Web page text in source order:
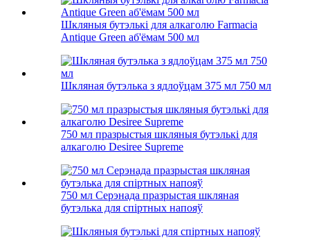
Шкляныя бутэлькі для алкаголю Farmacia
Antique Green аб'ёмам 500 мл
Шкляная бутэлька з ядлоўцам 375 мл 750 мл
750 мл празрыстыя шкляныя бутэлькі для
алкаголю Desiree Supreme
750 мл Серэнада празрыстая шкляная
бутэлька для спіртных напояў